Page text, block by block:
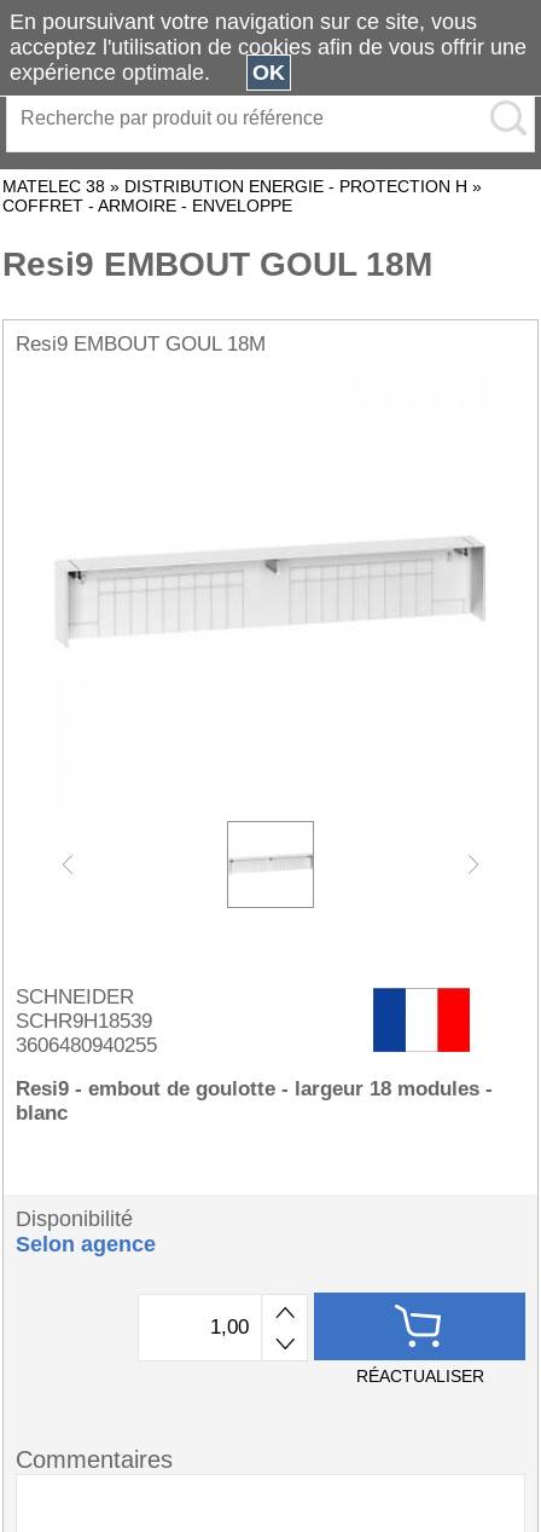
MATELEC 38 » DISTRIBUTION ENERGIE - PROTECTION H »
COFFRET - ARMOIRE - ENVELOPPE
Resi9 EMBOUT GOUL 18M
Resi9 EMBOUT GOUL 18M
SCHNEIDER
SCHR9H18539
3606480940255
Resi9 - embout de goulotte - largeur 18 modules -
blanc
Disponibilité
Selon agence
RÉACTUALISER
Commentaires
En poursuivant votre navigation sur ce site, vous
acceptez l'utilisation de cookies afin de vous offrir une
expérience optimale.
OK